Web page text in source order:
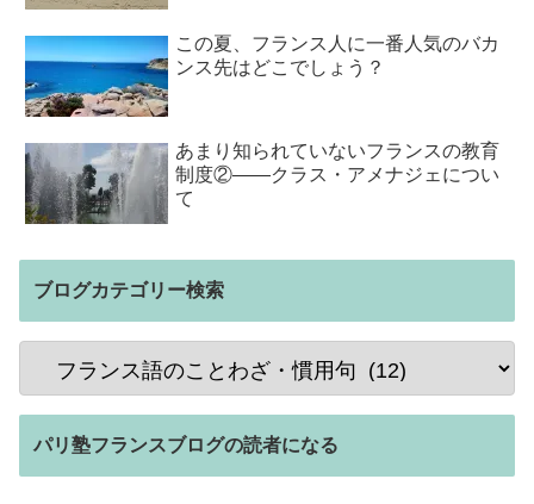
この夏、フランス人に一番人気のバカ
ンス先はどこでしょう？
あまり知られていないフランスの教育
制度②――クラス・アメナジェについ
て
ブログカテゴリー検索
パリ塾フランスブログの読者になる